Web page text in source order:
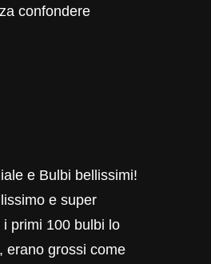
confondere
e Bulbi bellissimi!
e super
primi 100 bulbi lo
erano grossi come